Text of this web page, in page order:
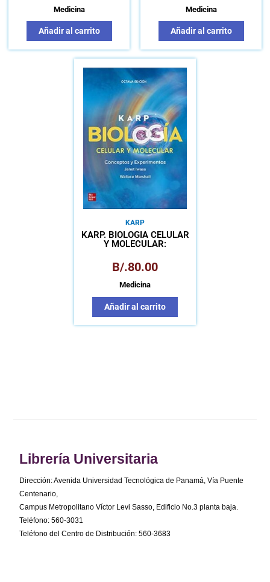
Medicina
Añadir al carrito
Medicina
Añadir al carrito
KARP
KARP. BIOLOGÍA CELULAR
Y MOLECULAR:
EXPERIMENTOS
B/.80.00
Medicina
Añadir al carrito
Librería Universitaria
Dirección: Avenida Universidad Tecnológica de Panamá, Vía Puente
Centenario,
Campus Metropolitano Víctor Levi Sasso, Edificio No.3 planta baja.
Teléfono: 560-3031
Teléfono del Centro de Distribución: 560-3683